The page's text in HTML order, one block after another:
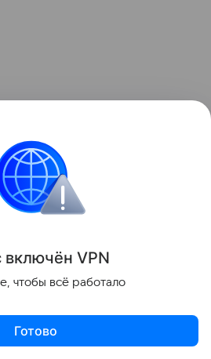
совершил первый полет
включён VPN
чтобы всё работало
Готово